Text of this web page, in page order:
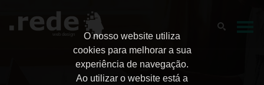
web design
O nosso website utiliza
cookies para melhorar a sua
experiência de navegação.
Ao utilizar o website está a